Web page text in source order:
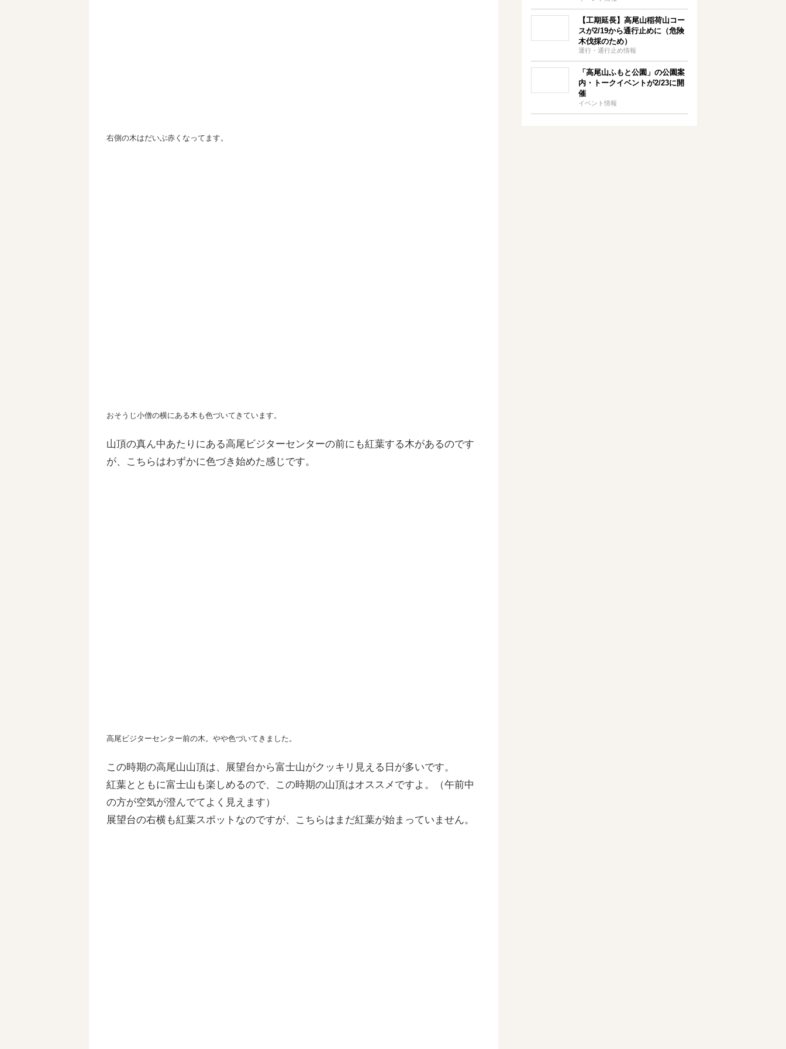
右側の木はだいぶ赤くなってます。
おそうじ小僧の横にある木も色づいてきています。
山頂の真ん中あたりにある高尾ビジターセンターの前にも紅葉する木があるのです
が、こちらはわずかに色づき始めた感じです。
高尾ビジターセンター前の木。やや色づいてきました。
この時期の高尾山山頂は、展望台から富士山がクッキリ見える日が多いです。
紅葉とともに富士山も楽しめるので、この時期の山頂はオススメですよ。（午前中
の方が空気が澄んでてよく見えます）
展望台の右横も紅葉スポットなのですが、こちらはまだ紅葉が始まっていません。
【工期延長】高尾山稲荷山コー
スが2/19から通行止めに（危険
木伐採のため）
運行・通行止め情報
「高尾山ふもと公園」の公園案
内・トークイベントが2/23に開
催
イベント情報